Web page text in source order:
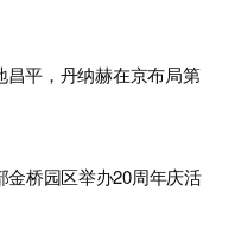
昌平，丹纳赫在京布局第
金桥园区举办20周年庆活